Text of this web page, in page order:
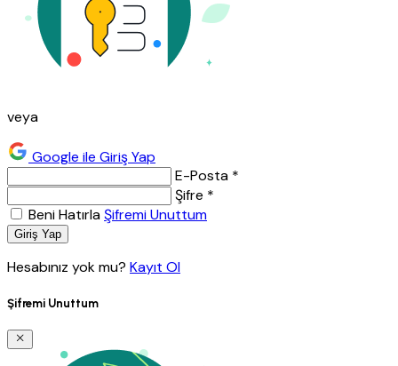
veya
Google ile Giriş Yap
E-Posta *
Şifre *
Beni HatırlaŞifremi Unuttum
Giriş Yap
Hesabınız yok mu? Kayıt Ol
Şifremi Unuttum